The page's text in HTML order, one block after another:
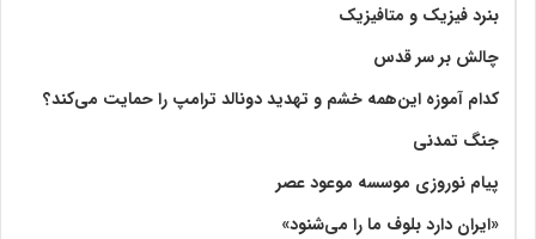
بنرد فیزیک و متافیزیک
چالش بر سر قدس
کدام آموزه این‌همه خشم و تهدید دونالد ترامپ را حمایت می‌کند؟
جنگ تمدنی
پیام نوروزی موسسه موعود عصر
«ایران دارد بلوف ما را می‌شنود»